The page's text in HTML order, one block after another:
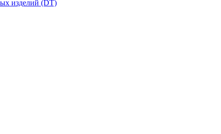
изделий (DT)